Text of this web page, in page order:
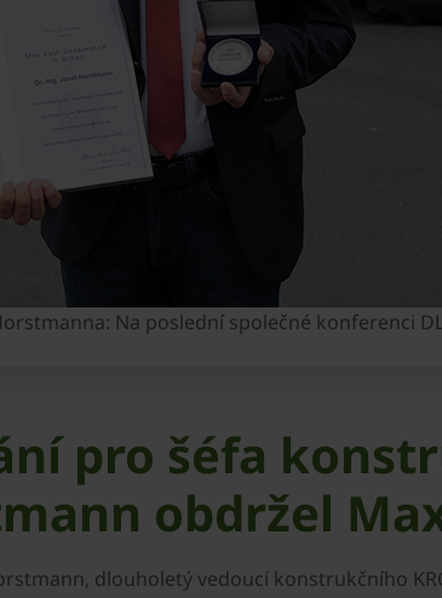
Na poslední společné konferenci
pro šéfa
obdržel
dlouholetý vedoucí konstrukčního